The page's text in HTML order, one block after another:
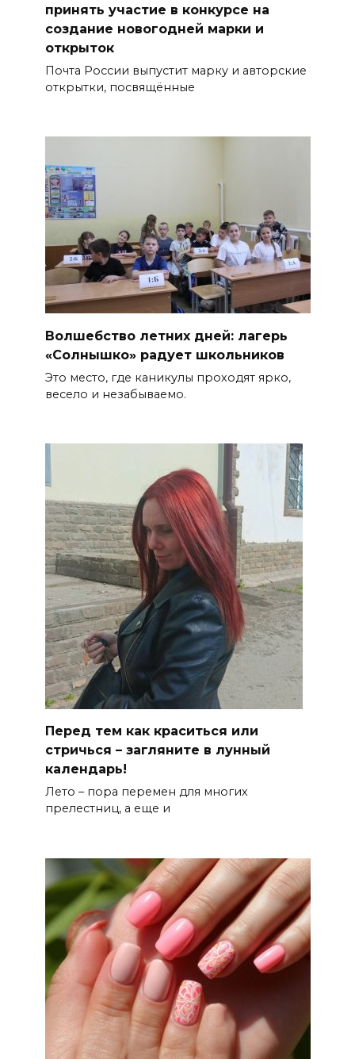
принять участие в конкурсе на
создание новогодней марки и
открыток
Почта России выпустит марку и авторские
открытки, посвящённые
Волшебство летних дней: лагерь
«Солнышко» радует школьников
Это место, где каникулы проходят ярко,
весело и незабываемо.
Перед тем как краситься или
стричься – загляните в лунный
календарь!
Лето – пора перемен для многих
прелестниц, а еще и